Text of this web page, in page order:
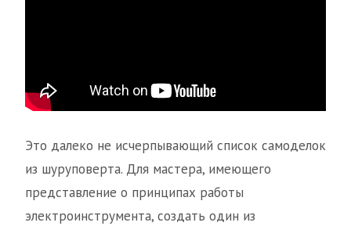
Это далеко не исчерпывающий список самоделок
из шуруповерта. Для мастера, имеющего
представление о принципах работы
электроинструмента, создать один из